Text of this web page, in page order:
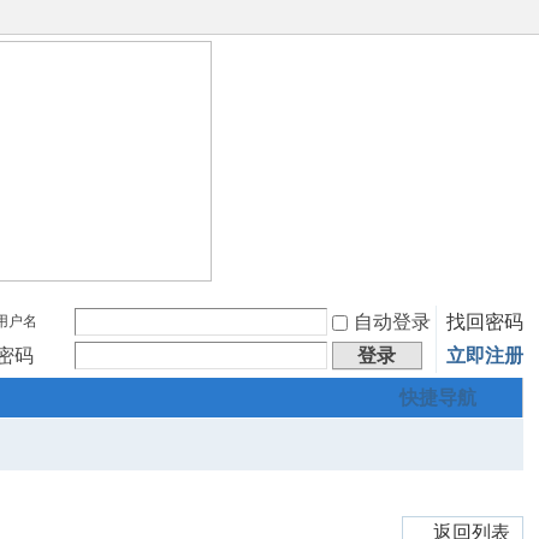
户名 自动登录
找回密码
码
登录 立即注册
快捷导航
返回列表